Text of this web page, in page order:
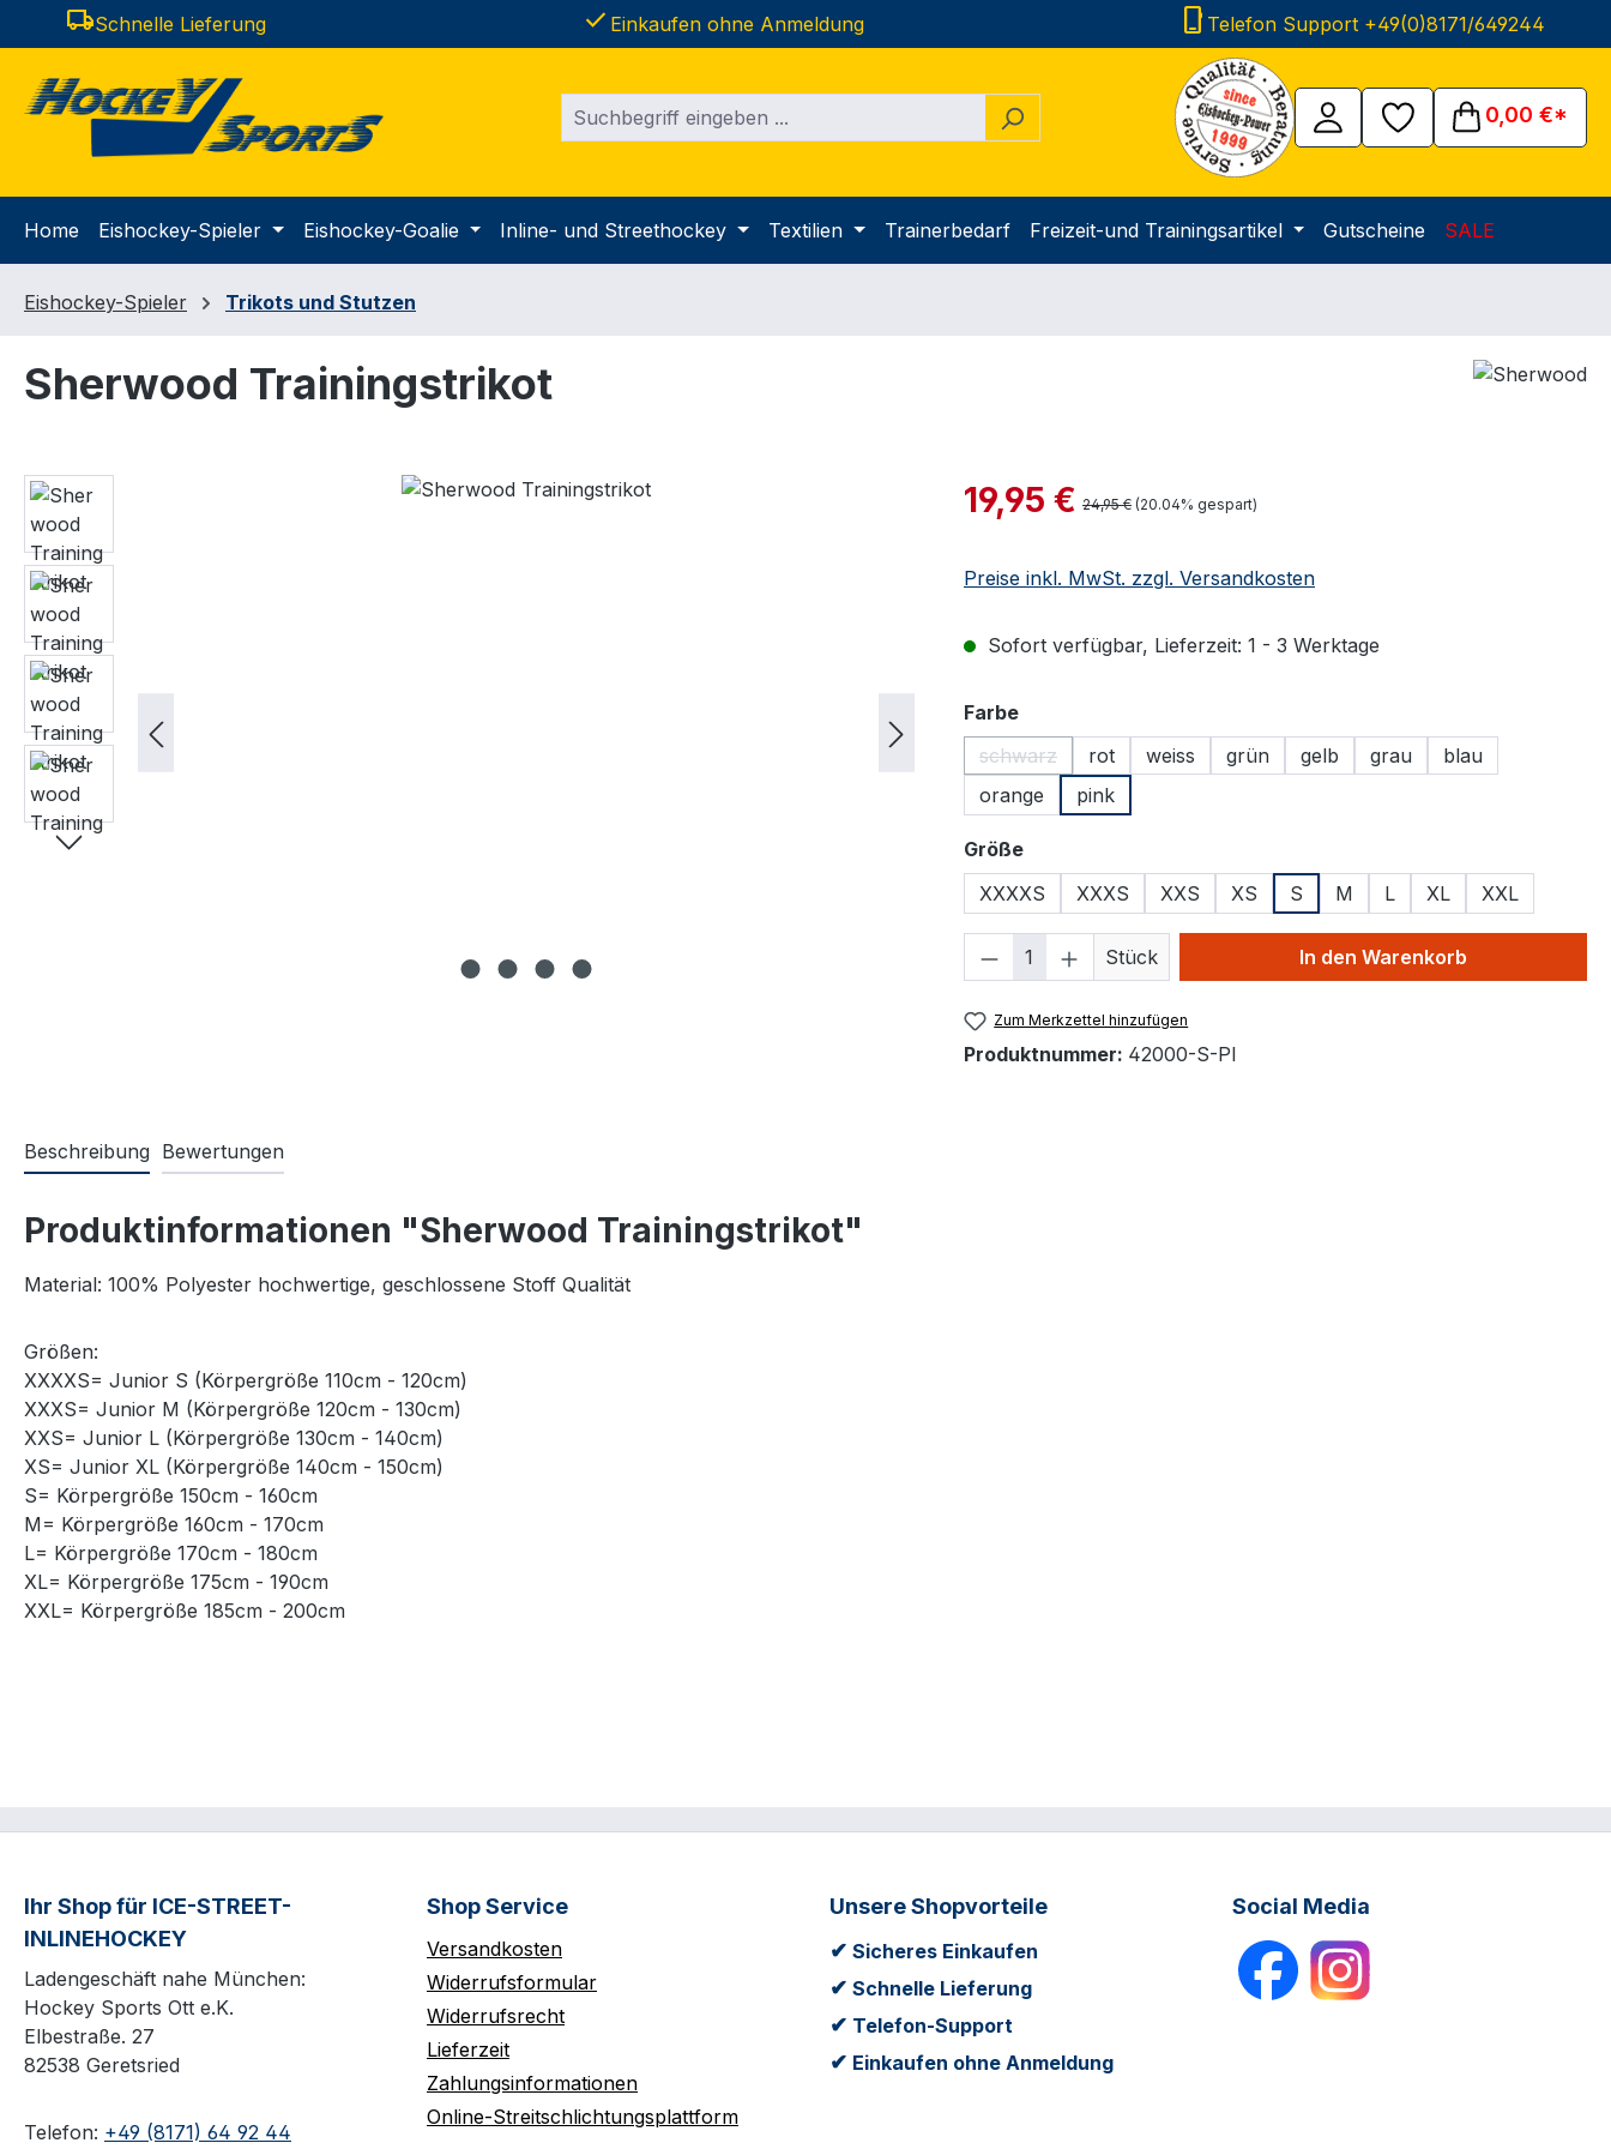
Hauptinhalt springen
Zur Suche springen
Zur Hauptnavigation springen
local_shippingSchnelle Lieferung done Einkaufen ohne Anmeldung phone_iphone Telefon Support +49(0)8171/649244
0,00 €*
Home Eishockey-Spieler Eishockey-Goalie Inline- und Streethockey Textilien Trainerbedarf Freizeit-und Trainingsartikel Gutscheine SALE
Eishockey-Spieler Trikots und Stutzen
Sherwood Trainingstrikot
Bildergalerie überspringen Verkaufspreis:
19,95 € Regulärer Preis:
24,95 € (20.04% gespart)
Preise inkl. MwSt. zzgl. Versandkosten
Sofort verfügbar, Lieferzeit: 1 - 3 Werktage
Farbeauswählen
schwarz
(Diese Option ist zurzeit nicht verfügbar.)
rot weiss grün gelb grau
blau
orange
pink
Größeauswählen
XXXXS
XXXS XXS XS S M L XL XXL
Produkt Anzahl: Gib den gewünschten Wert
Stück In den Warenkorb
Zum Merkzettel hinzufügen
Produktnummer: 42000-S-PI
Beschreibung Bewertungen
Produktinformationen "Sherwood Trainingstrikot"
Material: 100% Polyester hochwertige, geschlossene Stoff Qualität
Größen:
XXXXS= Junior S (Körpergröße 110cm - 120cm)
XXXS= Junior M (Körpergröße 120cm - 130cm)
XXS= Junior L (Körpergröße 130cm - 140cm)
XS= Junior XL (Körpergröße 140cm - 150cm)
S= Körpergröße 150cm - 160cm
M= Körpergröße 160cm - 170cm
L= Körpergröße 170cm - 180cm
XL= Körpergröße 175cm - 190cm
XXL= Körpergröße 185cm - 200cm
Ihr Shop für ICE-STREET-
INLINEHOCKEY
Ladengeschäft nahe München:
Hockey Sports Ott e.K.
Elbestraße. 27
82538 Geretsried
Telefon: +49 (8171) 64 92 44
Shop Service
Versandkosten
Widerrufsformular
Widerrufsrecht
Lieferzeit
Zahlungsinformationen
Online-Streitschlichtungsplattform
Unsere Shopvorteile
✔ Sicheres Einkaufen
✔ Schnelle Lieferung
✔ Telefon-Support
✔ Einkaufen ohne Anmeldung
Social Media